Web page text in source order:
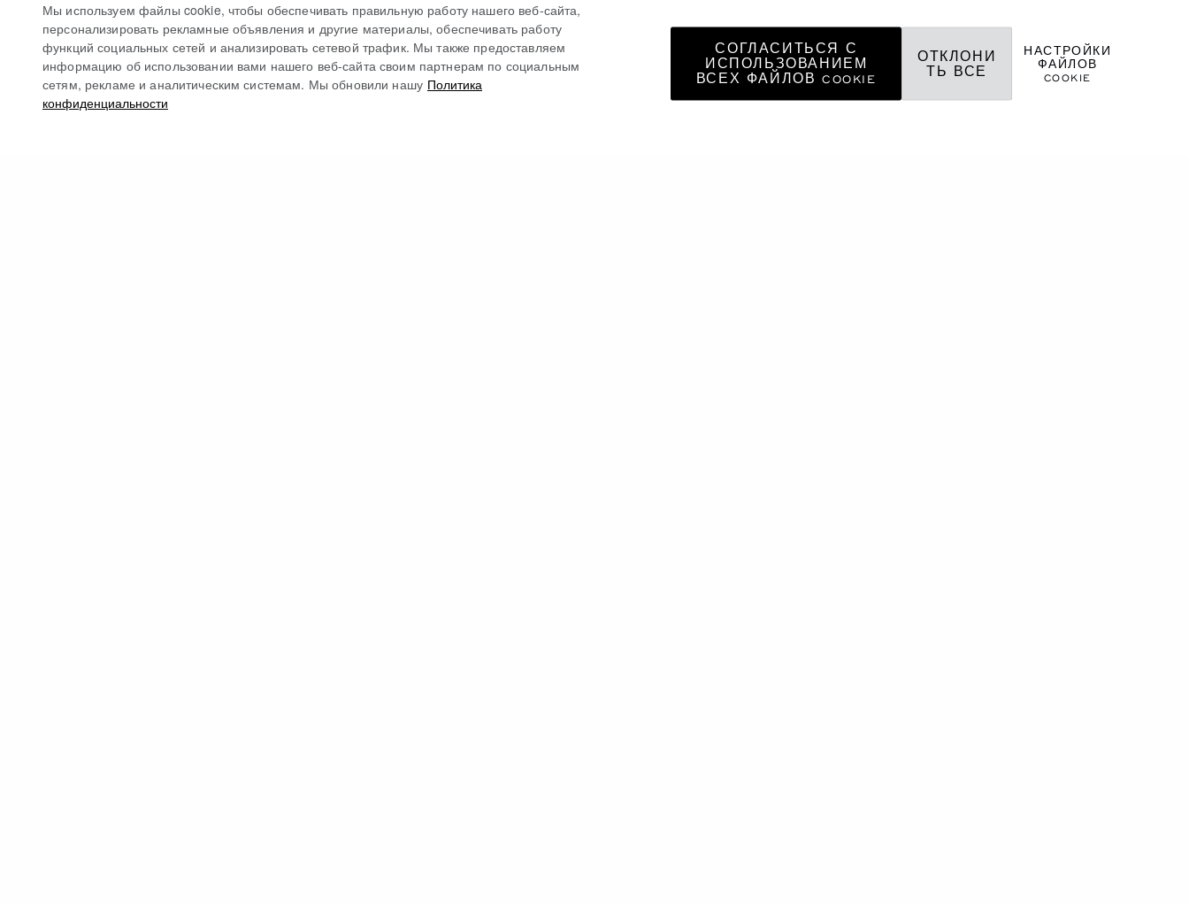
Мы используем файлы cookie, чтобы обеспечивать правильную работу нашего веб-сайта,
персонализировать рекламные объявления и другие материалы, обеспечивать работу
функций социальных сетей и анализировать сетевой трафик. Мы также предоставляем
информацию об использовании вами нашего веб-сайта своим партнерам по социальным
сетям, рекламе и аналитическим системам. Мы обновили нашу Политика
конфиденциальности
НАСТРОЙКИ
ФАЙЛОВ
COOKIE
ОТКЛОНИ
ТЬ ВСЕ
СОГЛАСИТЬСЯ С
ИСПОЛЬЗОВАНИЕМ
ВСЕХ ФАЙЛОВ COOKIE